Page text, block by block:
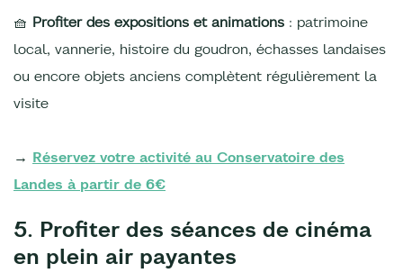
🧺 Profiter des expositions et animations : patrimoine
local, vannerie, histoire du goudron, échasses landaises
ou encore objets anciens complètent régulièrement la
visite
→ Réservez votre activité au Conservatoire des
Landes à partir de 6€
5. Profiter des séances de cinéma
en plein air payantes